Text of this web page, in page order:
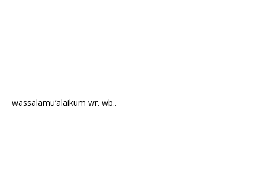
wassalamu’alaikum wr. wb..